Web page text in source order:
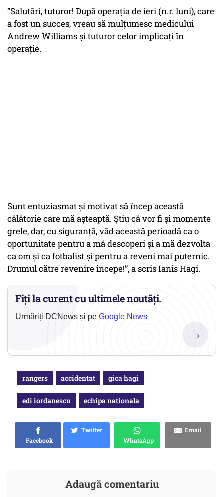
”Salutări, tuturor! După operația de ieri (n.r. luni), care
a fost un succes, vreau să mulțumesc medicului
Andrew Williams și tuturor celor implicați în
operație.
Sunt entuziasmat și motivat să încep această
călătorie care mă așteaptă. Știu că vor fi și momente
grele, dar, cu siguranță, văd această perioadă ca o
oportunitate pentru a mă descoperi și a mă dezvolta
ca om și ca fotbalist și pentru a reveni mai puternic.
Drumul către revenire începe!”, a scris Ianis Hagi.
Fiți la curent cu ultimele noutăți.
Urmăriți DCNews și pe Google News
→
rangers accidentat gica hagi
edi iordanescu echipa nationala
Facebook
Twitter
WhatsApp
Email
Adaugă comentariu